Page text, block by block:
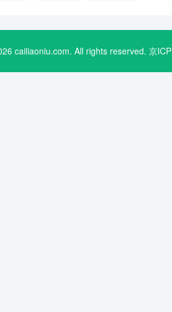
cailiaoniu.com. All rights reserved. 京